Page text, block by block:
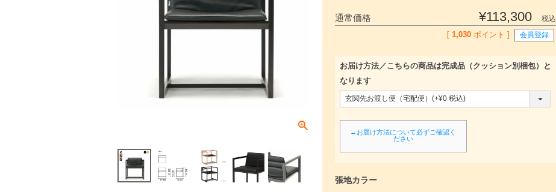
通常価格 ¥113,300
税込
[1,030 ポイント ] 会員登録
お届け方法／こちらの商品は完成品（クッション別梱包）と
なります
(
須
→お届け方法について必ずご確認く
ださい
張地カラー